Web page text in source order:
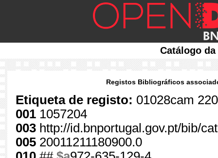
Catálogo
Registos Bibliográficos
Etiqueta de registo: 01028cam
001 1057204
003 http://id.bnportugal.gov.pt/bib/
005 20011211180900.0